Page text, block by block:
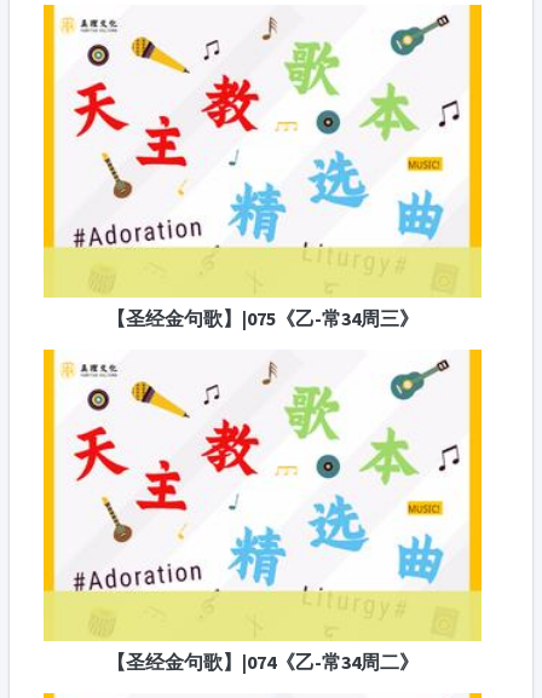
【圣经金句歌】|075《乙-常34周三》
【圣经金句歌】|074《乙-常34周二》